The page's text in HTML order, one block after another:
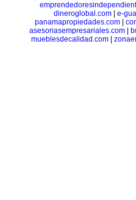
dineroglobal.com
e-
panamapropiedades.com|
asesoriasempresariales.com|
mueblesdecalidad.com|